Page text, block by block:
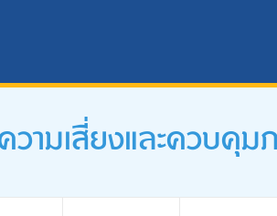
ามเสี่ยงและควบคุม